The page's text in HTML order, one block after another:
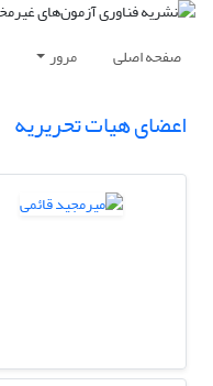
صفحه اصلی مرور
اعضای هیات تحریریه